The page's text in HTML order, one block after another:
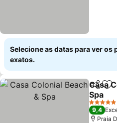
Selecione as datas para ver os
exatos.
Casa
Spa
5 Estrelas
9,4
Praia